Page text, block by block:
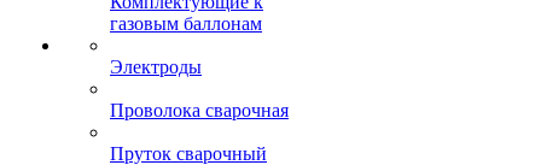
газовым баллонам
Электроды
Проволока сварочная
Пруток сварочный